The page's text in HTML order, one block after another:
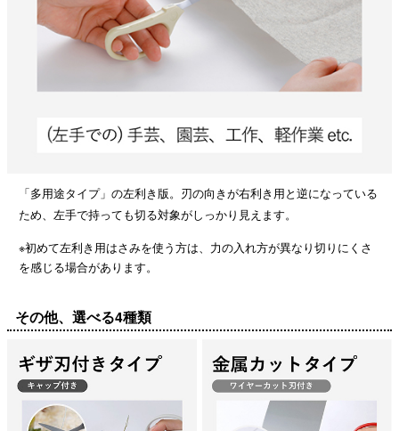
「多用途タイプ」の左利き版。刃の向きが右利き用と逆になっている
ため、左手で持っても切る対象がしっかり見えます。
※初めて左利き用はさみを使う方は、力の入れ方が異なり切りにくさ
を感じる場合があります。
その他、選べる4種類